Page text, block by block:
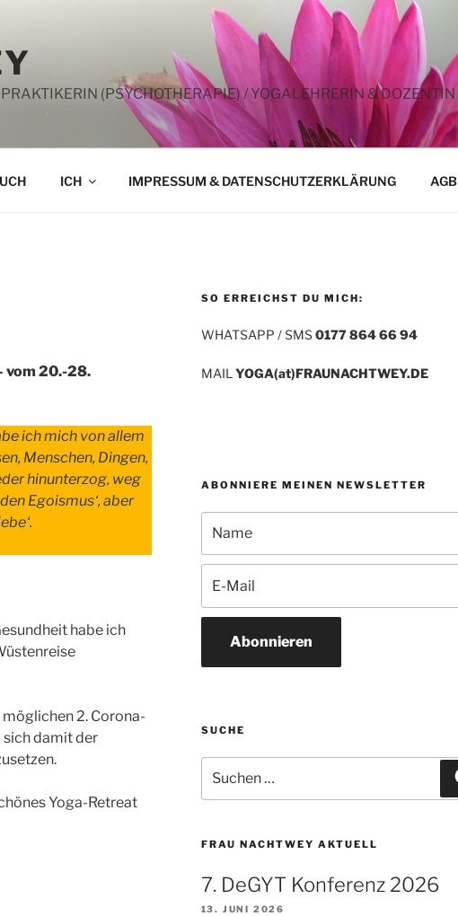
(PSYCHOTHERAPIE) / YOGALEHRERIN & DOZENTIN
ICH IMPRESSUM & DATENSCHUTZERKLÄRUNG AGB
vom 20.-28.
ich mich von allem
Menschen, Dingen,
hinunterzog, weg
Egoismus‘, aber
habe ich
2. Corona-
sich damit der
Yoga-Retreat
SO ERREICHST DU MICH:
WHATSAPP / SMS0177 864 66 94
MAIL YOGA(at)FRAUNACHTWEY.DE
ABONNIERE MEINEN NEWSLETTER
Abonnieren
SUCHE
nach:
FRAU NACHTWEY AKTUELL
7. DeGYT Konferenz 2026
13. JUNI 2026